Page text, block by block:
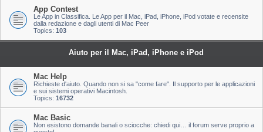
App Contest
Le App in Classifica. Le App per il Mac, iPad, iPhone, iPod votate e recensite
dalla redazione e dagli utenti di Mac Peer
Topics: 103
Aiuto per il Mac, iPad, iPhone e iPod
Mac Help
Richieste d'aiuto. Quando non si sa "come fare". Il supporto per le applicazioni
e sui sistemi operativi Macintosh.
Topics: 16732
Mac Basic
Non esistono domande banali o sciocche: chiedi qui… il forum serve proprio a